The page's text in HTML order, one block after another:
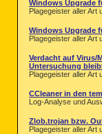
Windows Upgrade
Plagegeister aller Art
Windows Upgrade
Plagegeister aller Art
Verdacht auf Virus/
Untersuchung
Plagegeister aller Art
CCleaner in den
Log-Analyse und
Zlob.trojan bzw.
Plagegeister aller Art